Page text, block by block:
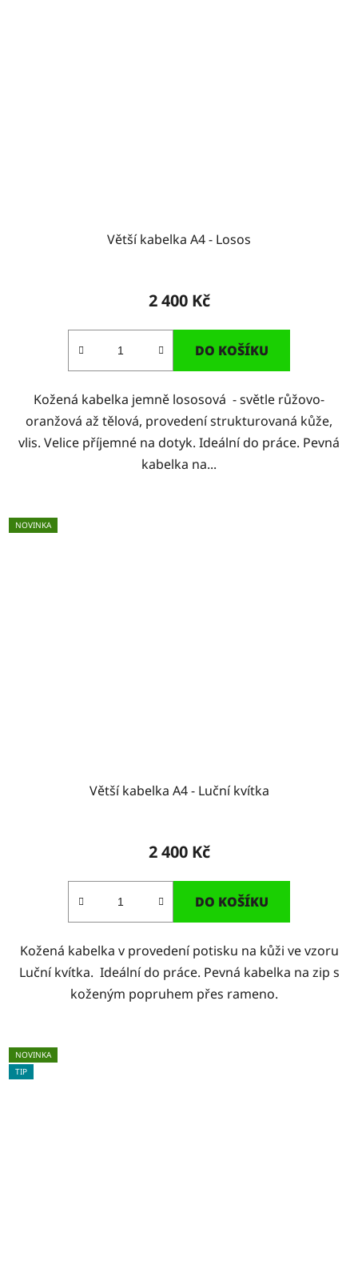
Větší kabelka A4 - Losos
2 400 Kč
DO KOŠÍKU
Kožená kabelka jemně lososová - světle růžovo-
oranžová až tělová, provedení strukturovaná kůže,
vlis. Velice příjemné na dotyk. Ideální do práce. Pevná
kabelka na...
NOVINKA
Větší kabelka A4 - Luční kvítka
2 400 Kč
DO KOŠÍKU
Kožená kabelka v provedení potisku na kůži ve vzoru
Luční kvítka. Ideální do práce. Pevná kabelka na zip s
koženým popruhem přes rameno.
NOVINKA
TIP